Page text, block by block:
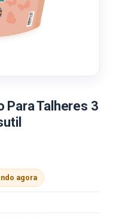
Para Talheres 3
agora